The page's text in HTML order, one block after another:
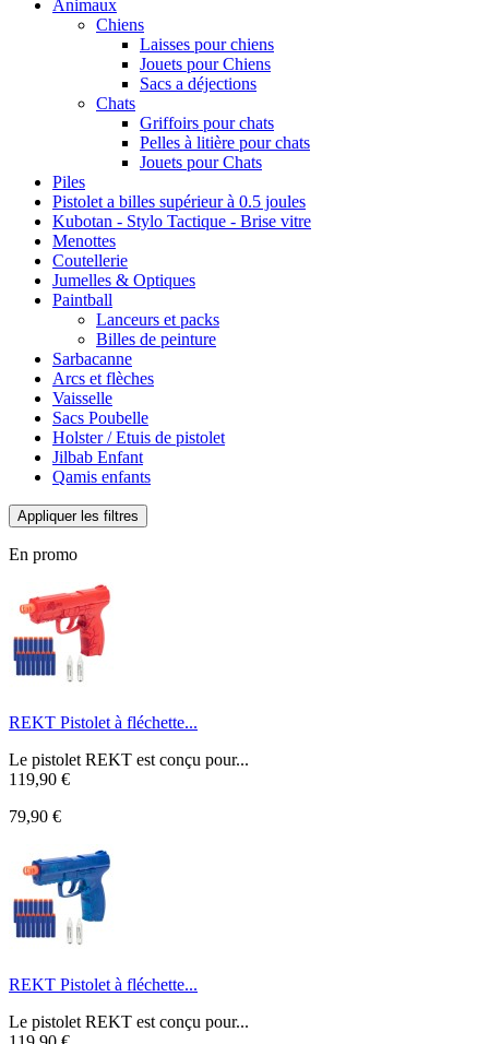
Animaux
Chiens
Laisses pour chiens
Jouets pour Chiens
Sacs a déjections
Chats
Griffoirs pour chats
Pelles à litière pour chats
Jouets pour Chats
Piles
Pistolet a billes supérieur à 0.5 joules
Kubotan - Stylo Tactique - Brise vitre
Menottes
Coutellerie
Jumelles & Optiques
Paintball
Lanceurs et packs
Billes de peinture
Sarbacanne
Arcs et flèches
Vaisselle
Sacs Poubelle
Holster / Etuis de pistolet
Jilbab Enfant
Qamis enfants
Appliquer les filtres
En promo
REKT Pistolet à fléchette...
Le pistolet REKT est conçu pour...
119,90 €
79,90 €
REKT Pistolet à fléchette...
Le pistolet REKT est conçu pour...